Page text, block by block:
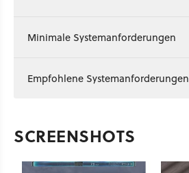
Minimale Systemanforderungen
Empfohlene Systemanforderungen
SCREENSHOTS